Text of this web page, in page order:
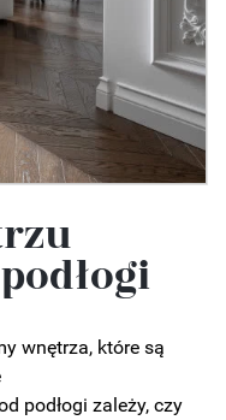
wnętrza, które są
podłogi zależy, czy